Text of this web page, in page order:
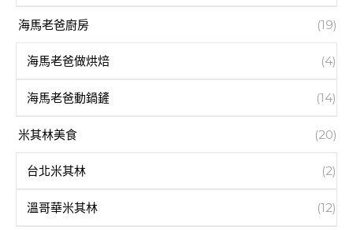
海馬老爸廚房 (19)
海馬老爸做烘焙 (4)
海馬老爸動鍋鏟 (14)
米其林美食 (20)
台北米其林 (2)
溫哥華米其林 (12)